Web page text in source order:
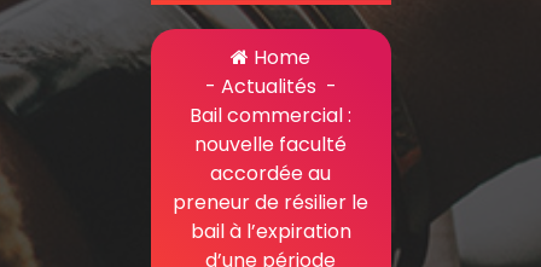
Home
- Actualités-
Bail commercial :
nouvelle faculté
accordée au
preneur de résilier le
bail à l’expiration
d’une période